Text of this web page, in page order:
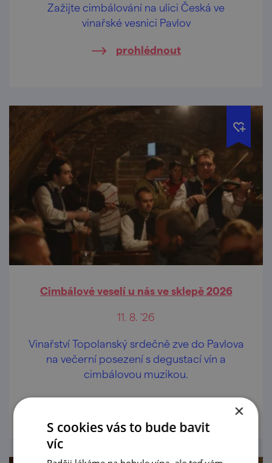
Zažijte cimbálování na ulici Česká ve
vinařské vesnici Pavlov
prohlédnout
Cimbálové veselí u nás ve sklepě 2026
11. 8. '26
Vinařství Topolanský srdečně zve do Pavlova
na večerní posezení s degustací vín a
cimbálovou muzikou.
prohlédnout
×
S cookies vás to bude bavit
víc